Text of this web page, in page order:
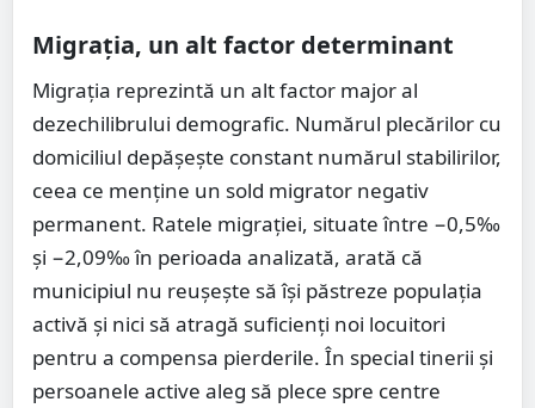
Migrația, un alt factor determinant
Migrația reprezintă un alt factor major al
dezechilibrului demografic. Numărul plecărilor cu
domiciliul depășește constant numărul stabilirilor,
ceea ce menține un sold migrator negativ
permanent. Ratele migrației, situate între −0,5‰
și −2,09‰ în perioada analizată, arată că
municipiul nu reușește să își păstreze populația
activă și nici să atragă suficienți noi locuitori
pentru a compensa pierderile. În special tinerii și
persoanele active aleg să plece spre centre